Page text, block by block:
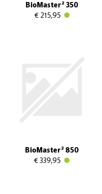
BioMaster² 350
€ 215,95
BioMaster² 850
€ 339,95